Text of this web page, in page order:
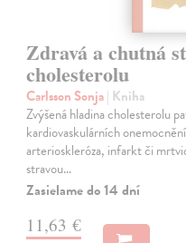
Zdravá a chutná
cholesterolu
Carlsson Sonja| Kniha
Zvýšená hladina cholesterolu
kardiovaskulárních
arterioskleróza, infarkt či
stravou…
Zasielame do 14 dní
11,63 €